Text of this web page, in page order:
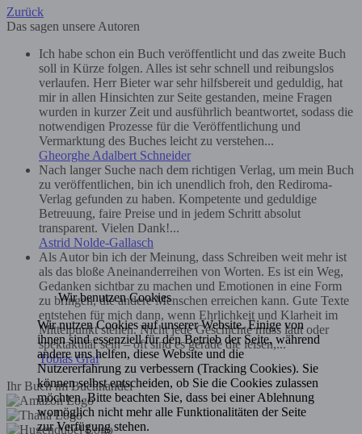
Zurück
Das sagen unsere Autoren
Ich habe schon ein Buch veröffentlicht und das zweite Buch
soll in Kürze folgen. Alles ist sehr schnell und reibungslos
verlaufen. Herr Bieter war sehr hilfsbereit und geduldig, hat
mir in allen Hinsichten zur Seite gestanden, meine Fragen
wurden in kurzer Zeit und ausführlich beantwortet, sodass die
notwendigen Prozesse für die Veröffentlichung und
Vermarktung des Buches leicht zu verstehen...
Gheorghe Adalbert Schneider
Nach langer Suche nach dem richtigen Verlag, um mein Buch
zu veröffentlichen, bin ich unendlich froh, den Rediroma-
Verlag gefunden zu haben. Kompetente und geduldige
Betreuung, faire Preise und in jedem Schritt absolut
transparent. Vielen Dank!...
Astrid Nolde-Gallasch
Als Autor bin ich der Meinung, dass Schreiben weit mehr ist
als das bloße Aneinanderreihen von Worten. Es ist ein Weg,
Gedanken sichtbar zu machen und Emotionen in eine Form
zu bringen, die andere Menschen erreichen kann. Gute Texte
entstehen für mich dann, wenn Ehrlichkeit und Klarheit im
Mittelpunkt stehen. Nicht jede Geschichte muss laut oder
spektakulär sein – oft sind es gerade die leisen,...
Tobias Graf
Ihr Buch im Buchhandel
Wir benutzen Cookies
Wir nutzen Cookies auf unserer Website. Einige von
ihnen sind essenziell für den Betrieb der Seite, während
andere uns helfen, diese Website und die
Nutzererfahrung zu verbessern (Tracking Cookies). Sie
können selbst entscheiden, ob Sie die Cookies zulassen
möchten. Bitte beachten Sie, dass bei einer Ablehnung
womöglich nicht mehr alle Funktionalitäten der Seite
zur Verfügung stehen.